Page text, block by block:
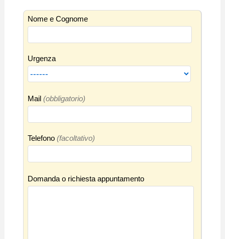
Nome e Cognome
Urgenza
Mail (obbligatorio)
Telefono (facoltativo)
Domanda o richiesta appuntamento